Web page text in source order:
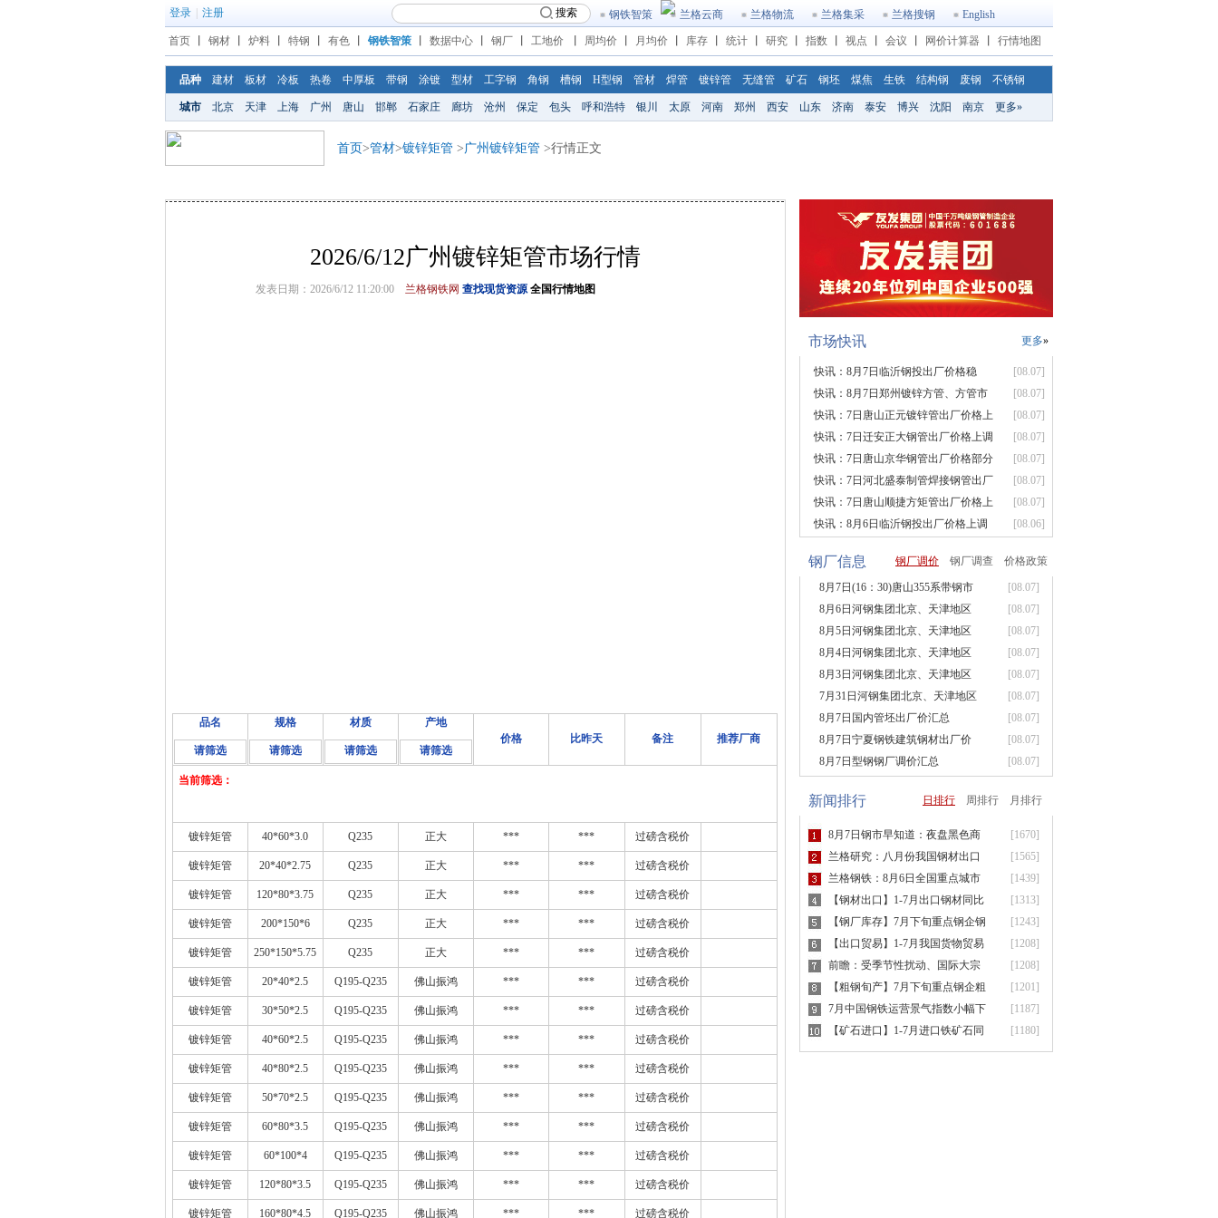
登录 注册 搜索 钢铁智策 兰格云商 兰格物流 兰格集采 兰格搜钢 English
首页 钢材 炉料 特钢 有色 钢铁智策 数据中心 钢厂 工地价 周均价 月均价 库存 统计 研究 指数 视点 会议 网价计算器 行情地图
品种 建材 板材 冷板 热卷 中厚板 带钢 涂镀 型材 工字钢 角钢 槽钢 H型钢 管材 焊管 镀锌管 无缝管 矿石 钢坯 煤焦 生铁 结构钢 废钢 不锈钢
城市 北京 天津 上海 广州 唐山 邯郸 石家庄 廊坊 沧州 保定 包头 呼和浩特 银川 太原 河南 郑州 西安 山东 济南 泰安 博兴 沈阳 南京 更多»
首页>管材>镀锌矩管 >广州镀锌矩管 >行情正文
2026/6/12广州镀锌矩管市场行情
发表日期：2026/6/12 11:20:00 兰格钢铁网 查找现货资源 全国行情地图
品名
请筛选
规格
请筛选
材质
请筛选
产地
请筛选
价格 比昨天 备注 推荐厂商
当前筛选：
镀锌矩管 40*60*3.0 Q235 正大 *** *** 过磅含税价
镀锌矩管 20*40*2.75 Q235 正大 *** *** 过磅含税价
镀锌矩管 120*80*3.75 Q235 正大 *** *** 过磅含税价
镀锌矩管 200*150*6 Q235 正大 *** *** 过磅含税价
镀锌矩管 250*150*5.75 Q235 正大 *** *** 过磅含税价
镀锌矩管 20*40*2.5 Q195-Q235 佛山振鸿 *** *** 过磅含税价
镀锌矩管 30*50*2.5 Q195-Q235 佛山振鸿 *** *** 过磅含税价
镀锌矩管 40*60*2.5 Q195-Q235 佛山振鸿 *** *** 过磅含税价
镀锌矩管 40*80*2.5 Q195-Q235 佛山振鸿 *** *** 过磅含税价
镀锌矩管 50*70*2.5 Q195-Q235 佛山振鸿 *** *** 过磅含税价
镀锌矩管 60*80*3.5 Q195-Q235 佛山振鸿 *** *** 过磅含税价
镀锌矩管 60*100*4 Q195-Q235 佛山振鸿 *** *** 过磅含税价
镀锌矩管 120*80*3.5 Q195-Q235 佛山振鸿 *** *** 过磅含税价
镀锌矩管 160*80*4.5 Q195-Q235 佛山振鸿 *** *** 过磅含税价